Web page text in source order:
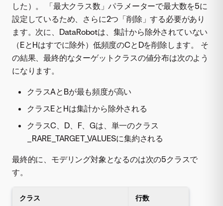
した）。 「最大クラス数」パラメーターで最大数を5に
設定しているため、さらに2つ「削除」する必要があり
ます。次に、DataRobotは、集計から除外されていない
（EとHはすでに除外）低頻度のCとDを削除します。 そ
の結果、最終的なターゲットクラスの値分布は次のよう
になります。
クラスAとBが最も頻度が高い
クラスEとHは集計から除外される
クラスC、D、F、Gは、単一のクラス
_RARE_TARGET_VALUESに集約される
最終的に、モデリング対象となるのは次の5クラスで
す。
クラス 行数